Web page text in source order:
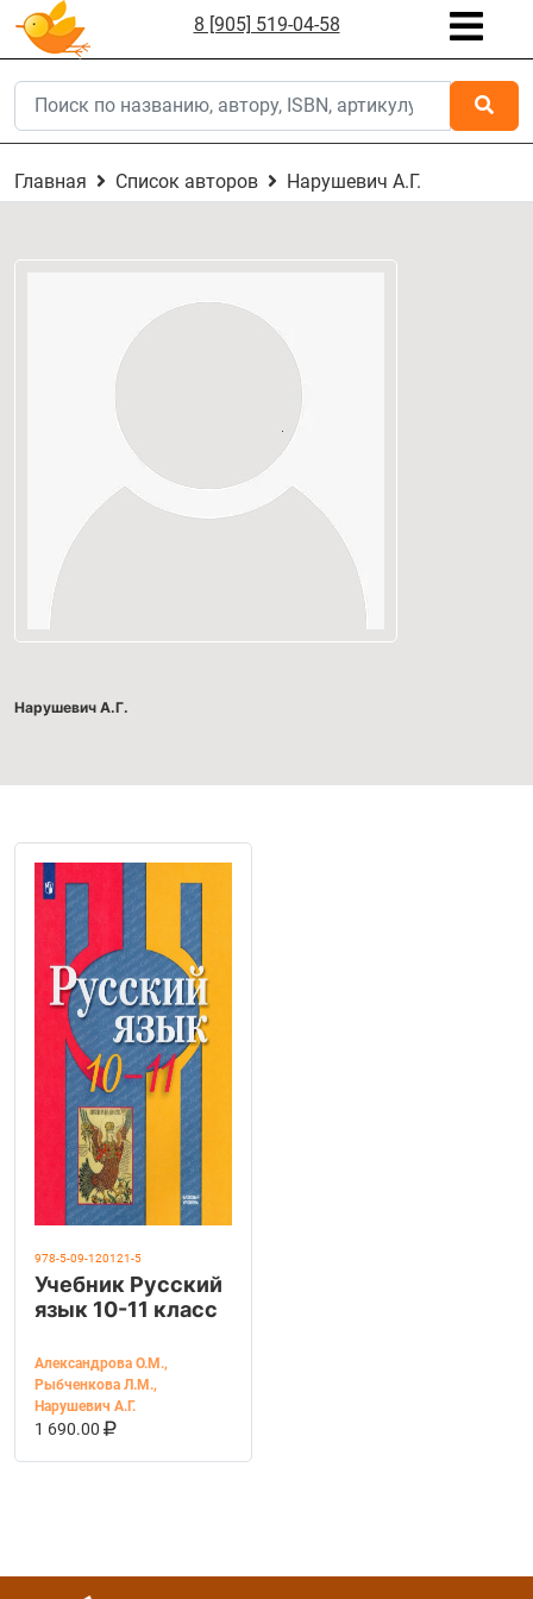
8 [905] 519-04-58
Главная Список авторов Нарушевич А.Г.
Нарушевич А.Г.
978-5-09-120121-5
Учебник Русский
язык 10-11 класс
Александрова О.М.,
Рыбченкова Л.М.,
Нарушевич А.Г.
1 690.00
В КОРЗИНУ